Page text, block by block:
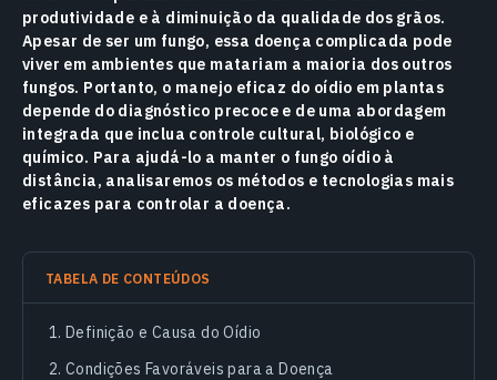
produtividade e à diminuição da qualidade dos grãos.
Apesar de ser um fungo, essa doença complicada pode
viver em ambientes que matariam a maioria dos outros
fungos. Portanto, o manejo eficaz do oídio em plantas
depende do diagnóstico precoce e de uma abordagem
integrada que inclua controle cultural, biológico e
químico. Para ajudá-lo a manter o fungo oídio à
distância, analisaremos os métodos e tecnologias mais
eficazes para controlar a doença.
TABELA DE CONTEÚDOS
Definição e Causa do Oídio
Condições Favoráveis para a Doença